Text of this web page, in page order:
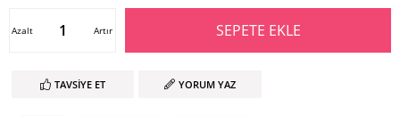
Artır
Azalt
TAVSIYE ET YORUM YAZ